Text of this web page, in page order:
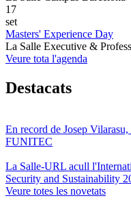
17
set
Masters' Experience Day
La Salle Executive &
Veure tota l'agenda
Destacats
En record de Josep
FUNITEC
La Salle-URL acull
Security and Sustainability
Veure totes les novetats